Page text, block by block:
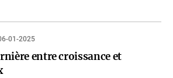
01-2025
entre croissance et